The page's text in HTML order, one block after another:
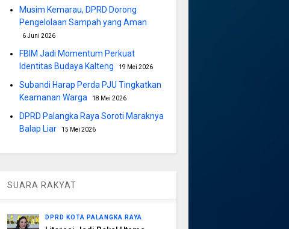
Musim Kemarau, DPRD Dorong
Pengelolaan Sampah yang Aman
6 Juni 2026
FBIM Jadi Momentum Perkuat
Identitas Budaya Kalteng
19 Mei 2026
Subandi Harap Perda PJU Tingkatkan
Keamanan Warga
18 Mei 2026
DPRD Palangka Raya Soroti Maraknya
Balap Liar
15 Mei 2026
SUARA RAKYAT
DPRD KOTA PALANGKA RAYA